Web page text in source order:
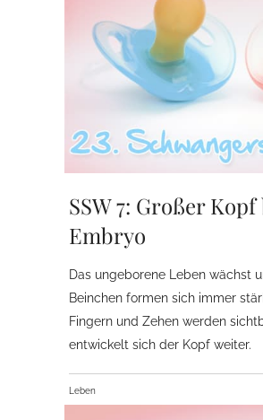
SSW 7: Großer
Embryo
Das ungeborene Leben wächst
Beinchen formen sich immer
Fingern und Zehen werden
entwickelt sich der Kopf weiter.
Leben